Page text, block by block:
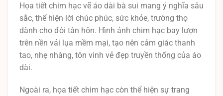
Họa tiết chim hạc vẽ áo dài bà sui mang ý nghĩa sâu
sắc, thể hiện lời chúc phúc, sức khỏe, trường thọ
dành cho đôi tân hôn. Hình ảnh chim hạc bay lượn
trên nền vải lụa mềm mại, tạo nên cảm giác thanh
tao, nhẹ nhàng, tôn vinh vẻ đẹp truyền thống của áo
dài.
Ngoài ra, họa tiết chim hạc còn thể hiện sự trang